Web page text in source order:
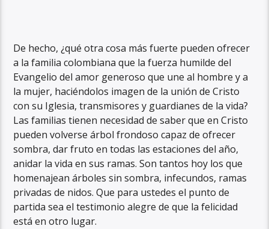
De hecho, ¿qué otra cosa más fuerte pueden ofrecer
a la familia colombiana que la fuerza humilde del
Evangelio del amor generoso que une al hombre y a
la mujer, haciéndolos imagen de la unión de Cristo
con su Iglesia, transmisores y guardianes de la vida?
Las familias tienen necesidad de saber que en Cristo
pueden volverse árbol frondoso capaz de ofrecer
sombra, dar fruto en todas las estaciones del año,
anidar la vida en sus ramas. Son tantos hoy los que
homenajean árboles sin sombra, infecundos, ramas
privadas de nidos. Que para ustedes el punto de
partida sea el testimonio alegre de que la felicidad
está en otro lugar.